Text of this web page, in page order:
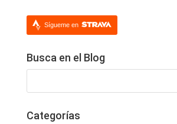
Sígueme en
Busca en el Blog
Categorías